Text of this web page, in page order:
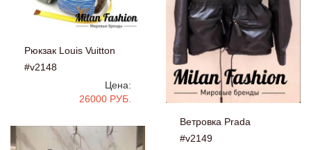
Рюкзак Louis Vuitton
#v2148
Цена:
26000 РУБ.
Ветровка Prada
#v2149